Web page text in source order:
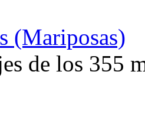
(Mariposas)
de los 355